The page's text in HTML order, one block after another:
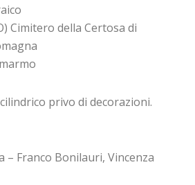
Cimitero della Certosa di
marmo
privo di decorazioni.
– Franco Bonilauri, Vincenza